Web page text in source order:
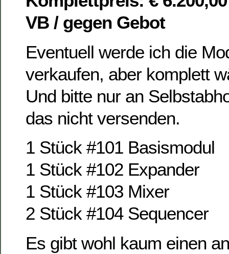
VB / gegen Gebot
Eventuell werde ich die
verkaufen, aber komplett
Und bitte nur an
das nicht versenden.
1 Stück #101 Basismodul
1 Stück #102 Expander
1 Stück #103 Mixer
2 Stück #104 Sequencer
Es gibt wohl kaum einen